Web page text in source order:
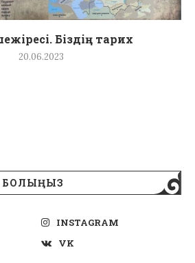
Біздің тарих
20.06.2023
INSTAGRAM
VK